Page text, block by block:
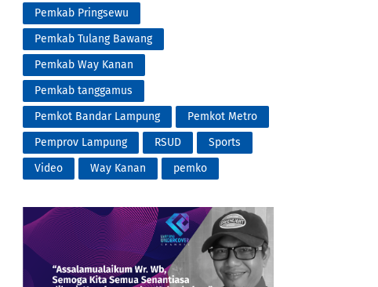
Pemkab Pringsewu
Pemkab Tulang Bawang
Pemkab Way Kanan
Pemkab tanggamus
Pemkot Bandar Lampung
Pemkot Metro
Pemprov Lampung
RSUD
Sports
Video
Way Kanan pemko